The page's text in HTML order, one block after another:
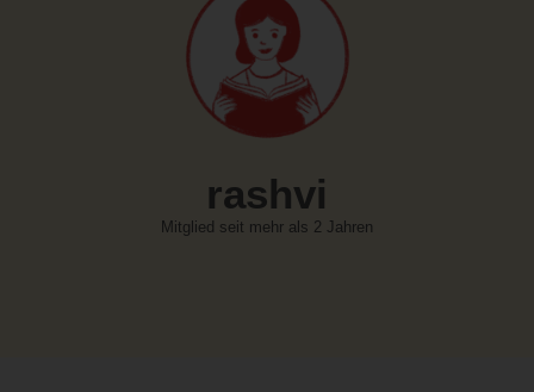
rashvi
Mitglied seit mehr als 2 Jahren